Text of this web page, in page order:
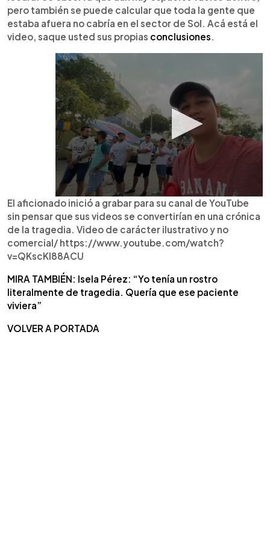
pero también se puede calcular que toda la gente que
estaba afuera no cabría en el sector de Sol. Acá está el
video, saque usted sus propias conclusiones
El aficionado inició a grabar para su canal de YouTube
sin pensar que sus videos se convertirían en una crónica
de la tragedia. Video de carácter ilustrativo y no
comercial/ https://www.youtube.com/watch?
v=QKscKl88ACU
MIRA TAMBIÉN: Isela Pérez: “Yo tenía un rostro
literalmente de tragedia. Quería que ese paciente
viviera”
VOLVER A PORTADA